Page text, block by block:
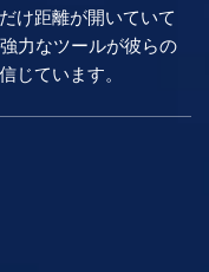
け距離が開いていて
力なツールが彼らの
じています。